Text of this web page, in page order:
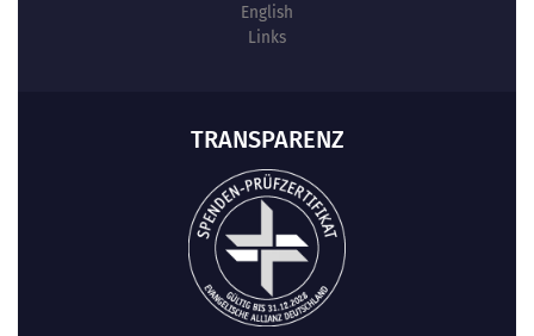
English
Links
TRANSPARENZ